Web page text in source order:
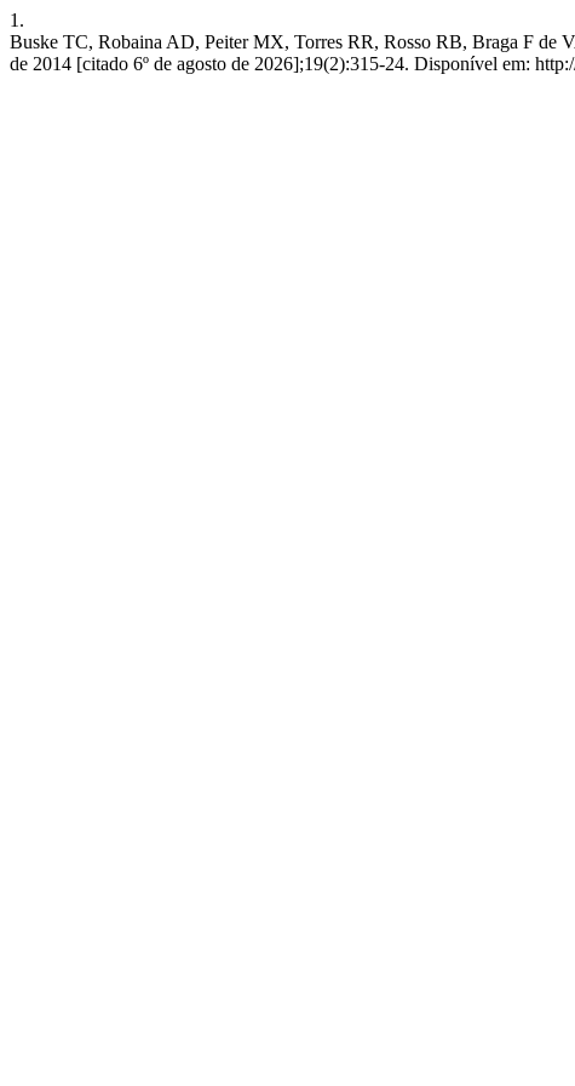
1.
Buske TC, Robaina AD, Peiter MX, Torres RR, Rosso RB, Braga F
de 2014 [citado 6º de agosto de 2026];19(2):315-24. Disponível em: